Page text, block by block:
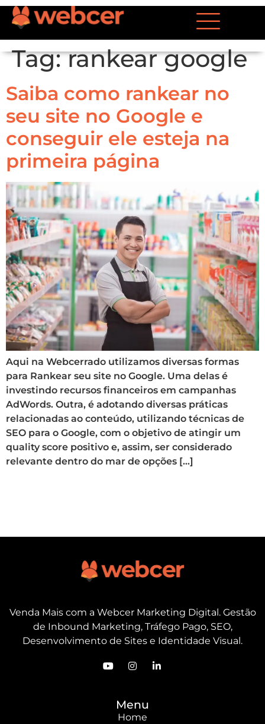
Tag:rankear google
Saiba como rankear no
seu site no Google e
conseguir ele esteja na
primeira página
Aqui na Webcerrado utilizamos diversas formas
para Rankear seu site no Google. Uma delas é
investindo recursos financeiros em campanhas
AdWords. Outra, é adotando diversas práticas
relacionadas ao conteúdo, utilizando técnicas de
SEO para o Google, com o objetivo de atingir um
quality score positivo e, assim, ser considerado
relevante dentro do mar de opções […]
Venda Mais com a Webcer Marketing Digital. Gestão
de Inbound Marketing, Tráfego Pago, SEO,
Desenvolvimento de Sites e Identidade Visual.
Menu
Home